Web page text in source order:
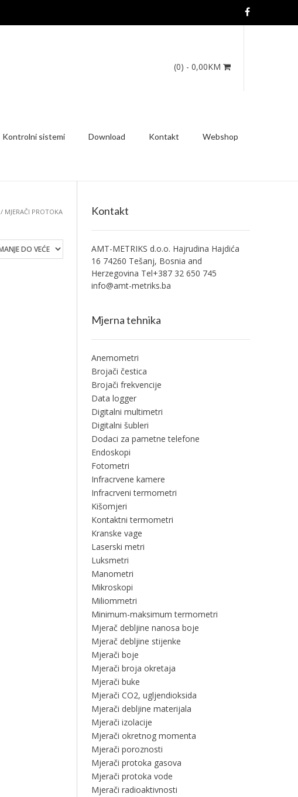
(0) - 0,00KM
Kontrolni sistemi Download Kontakt Webshop
/ MJERAČI PROTOKA Kontakt
AMT-METRIKS d.o.o. Hajrudina Hajdića
16 74260 Tešanj, Bosnia and
Herzegovina Tel+387 32 650 745
info@amt-metriks.ba
Mjerna tehnika
Anemometri
Brojači čestica
Brojači frekvencije
Data logger
Digitalni multimetri
Digitalni šubleri
Dodaci za pametne telefone
Endoskopi
Fotometri
Infracrvene kamere
Infracrveni termometri
Kišomjeri
Kontaktni termometri
Kranske vage
Laserski metri
Luksmetri
Manometri
Mikroskopi
Miliommetri
Minimum-maksimum termometri
Mjerač debljine nanosa boje
Mjerač debljine stijenke
Mjerači boje
Mjerači broja okretaja
Mjerači buke
Mjerači CO2, ugljendioksida
Mjerači debljine materijala
Mjerači izolacije
Mjerači okretnog momenta
Mjerači poroznosti
Mjerači protoka gasova
Mjerači protoka vode
Mjerači radioaktivnosti